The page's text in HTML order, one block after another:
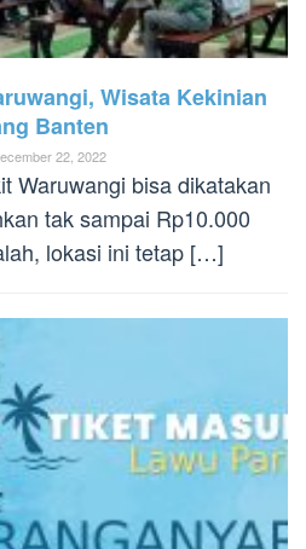
Wisata Kekinian
Banten
22, 2022
Waruwangi bisa dikatakan
tak sampai Rp10.000
lokasi ini tetap […]